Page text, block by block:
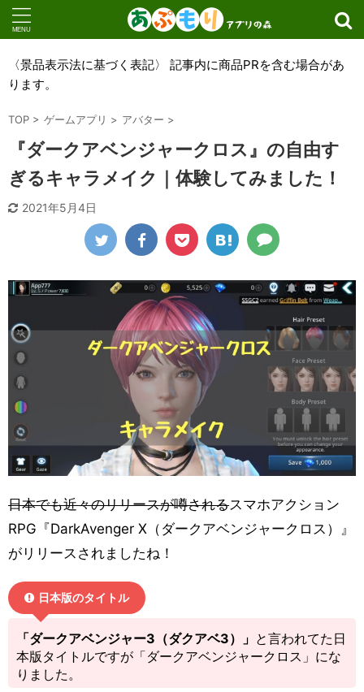
〈景品表示法に基づく表記〉 記事内に商品PRを含む場合があ
ります。
TOP > ゲームアプリ > アバター >
『ダークアベンジャークロス』の自由す
ぎるキャラメイク｜体験してみました！
2021年5月4日
日本でも近々のリリースが噂されるスマホアクション
RPG『DarkAvenger X（ダークアベンジャークロス）』
がリリースされましたね！
日本版のタイトル
「ダークアベンジャー3（ダクアベ3）」 と言われてた日
本版タイトルですが「ダークアベンジャークロス」にな
りました。